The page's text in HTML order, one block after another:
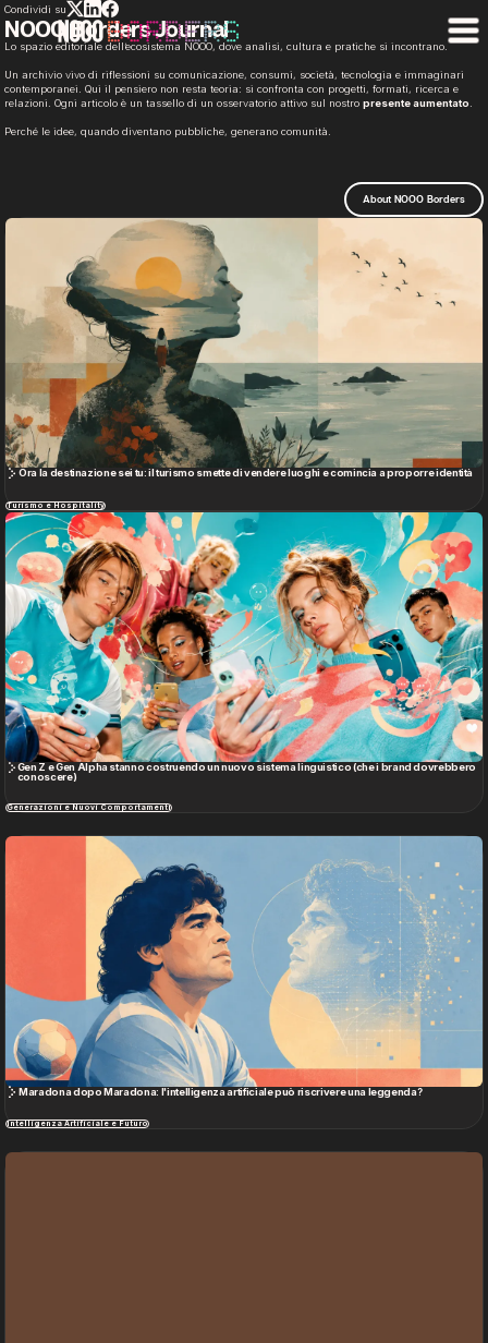
Condividi su
NOOO Borders Journal
Lo spazio editoriale dell’ecosistema NOOO, dove analisi, cultura e pratiche si incontrano.
Un archivio vivo di riflessioni su comunicazione, consumi, società, tecnologia e immaginari
contemporanei. Qui il pensiero non resta teoria: si confronta con progetti, formati, ricerca e
relazioni. Ogni articolo è un tassello di un osservatorio attivo sul nostropresente aumentato
Perché le idee, quando diventano pubbliche, generano comunità.
About NOOO Borders
Ora la destinazione sei tu: il turismo smette di vendere luoghi e comincia a proporre identità
Turismo e Hospitality
Gen Z e Gen Alpha stanno costruendo un nuovo sistema linguistico (che i brand dovrebbero
conoscere)
Generazioni e Nuovi Comportamenti
Maradona dopo Maradona: l'intelligenza artificiale può riscrivere una leggenda?
Intelligenza Artificiale e Futuro